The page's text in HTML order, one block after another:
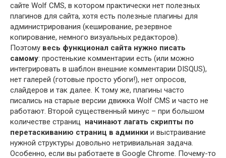
сайте Wolf CMS, в котором практически нет полезных
плагинов для сайта, хотя есть полезные плагины для
администрирования (кеширование, резервное
копирование, немного визуальных редакторов).
Поэтому весь функционал сайта нужно писать
самому: простенькие комментарии есть (или можно
интегрировать в шаблон внешние комментарии DISQUS),
нет галерей (готовые просто убоги!), нет опросов,
слайдеров и так далее. К тому же, плагины часто
писались на старые версии движка Wolf CMS и часто не
работают. Второй существенный минус – при большом
количестве страниц начинают лагать скрипты по
перетаскиванию страниц в админки и выстраивание
нужной структуры довольно нетривиальная задача.
Особенно, если вы работаете в Google Chrome. Почему-то